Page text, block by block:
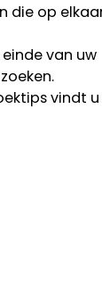
die op
van uw
vindt u